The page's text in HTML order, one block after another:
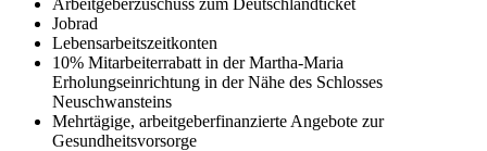
Jobrad
Lebensarbeitszeitkonten
10% Mitarbeiterrabatt in der Martha-Maria
Erholungseinrichtung in der Nähe des Schlosses
Neuschwansteins
Mehrtägige, arbeitgeberfinanzierte Angebote zur
Gesundheitsvorsorge